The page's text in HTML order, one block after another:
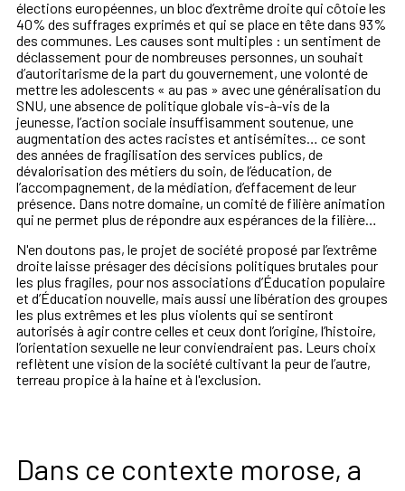
élections européennes, un bloc d’extrême droite qui côtoie les
40% des suffrages exprimés et qui se place en tête dans 93%
des communes. Les causes sont multiples : un sentiment de
déclassement pour de nombreuses personnes, un souhait
d’autoritarisme de la part du gouvernement, une volonté de
mettre les adolescents « au pas » avec une généralisation du
SNU, une absence de politique globale vis-à-vis de la
jeunesse, l’action sociale insuffisamment soutenue, une
augmentation des actes racistes et antisémites… ce sont
des années de fragilisation des services publics, de
dévalorisation des métiers du soin, de l’éducation, de
l’accompagnement, de la médiation, d’effacement de leur
présence. Dans notre domaine, un comité de filière animation
qui ne permet plus de répondre aux espérances de la filière…
N'en doutons pas, le projet de société proposé par l’extrême
droite laisse présager des décisions politiques brutales pour
les plus fragiles, pour nos associations d’Éducation populaire
et d’Éducation nouvelle, mais aussi une libération des groupes
les plus extrêmes et les plus violents qui se sentiront
autorisés à agir contre celles et ceux dont l’origine, l’histoire,
l’orientation sexuelle ne leur conviendraient pas. Leurs choix
reflètent une vision de la société cultivant la peur de l’autre,
terreau propice à la haine et à l'exclusion.
Dans ce contexte morose, a